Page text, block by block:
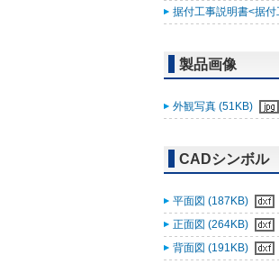
据付工事説明書<据
製品画像
外観写真 (51KB)
CADシンボル
平面図 (187KB)
正面図 (264KB)
背面図 (191KB)